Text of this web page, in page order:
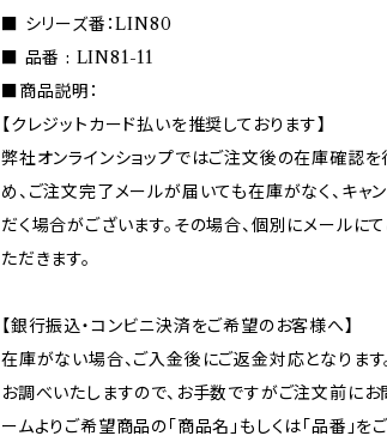
■ シリーズ番：LIN80
■ 品番 : LIN81-11
■商品説明：
【クレジットカード払いを推奨しております】
弊社オンラインショップではご注文後の在庫確認を
め、ご注文完了メールが届いても在庫がなく、キャ
だく場合がございます。その場合、個別にメールに
ただきます。
【銀行振込・コンビニ決済をご希望のお客様へ】
在庫がない場合、ご入金後にご返金対応となります
お調べいたしますので、お手数ですがご注文前にお
ームよりご希望商品の「商品名」もしくは「品番」を